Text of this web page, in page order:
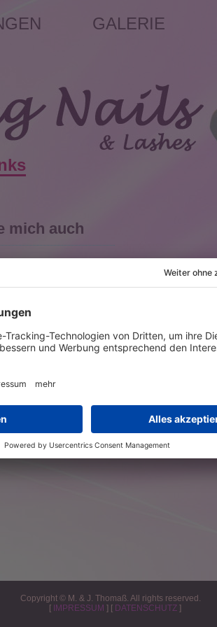
GALERIE
mich auch
Copyright © M. & J. Thomaß. All rights reserved.
[ IMPRESSUM ] [ DATENSCHUTZ]